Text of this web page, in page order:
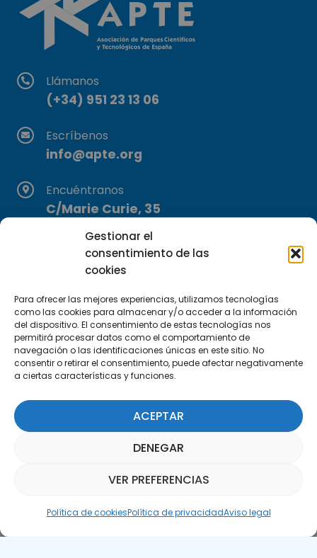
Gestionar el
consentimiento de las
cookies
Para ofrecer las mejores experiencias, utilizamos tecnologías
como las cookies para almacenar y/o acceder a la información
del dispositivo. El consentimiento de estas tecnologías nos
permitirá procesar datos como el comportamiento de
navegación o las identificaciones únicas en este sitio. No
consentir o retirar el consentimiento, puede afectar negativamente
a ciertas características y funciones.
ACEPTAR
DENEGAR
VER PREFERENCIAS
Política de cookiesPolítica de privacidadAviso legal
Llámanos
(+34) 951 23 13 06
Escríbenos
info@apte.org
Encuéntranos
C/Marie Curie, 35
29590 Campanillas, Málaga
Suscríbete a nuestra Newsletter
SUSCRÍBETE AQUÍ